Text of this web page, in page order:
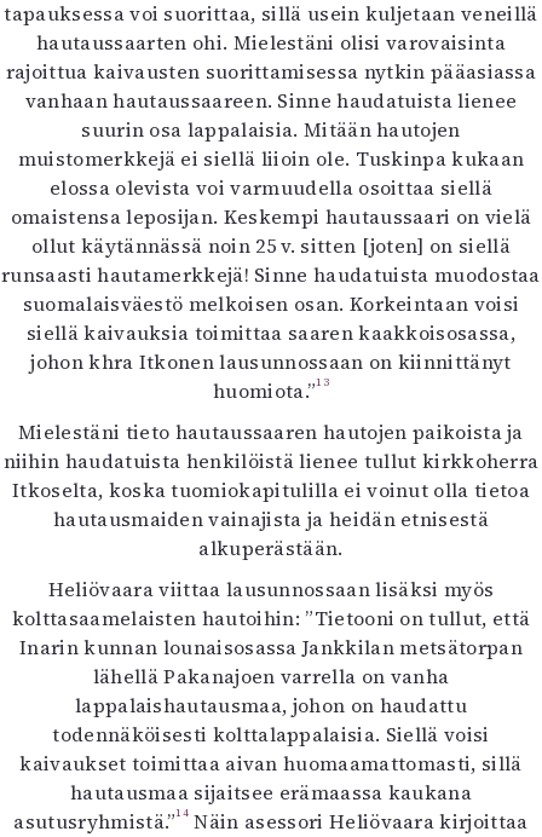
tapauksessa voi suorittaa, sillä usein kuljetaan veneillä
hautaussaarten ohi. Mielestäni olisi varovaisinta
rajoittua kaivausten suorittamisessa nytkin pääasiassa
vanhaan hautaussaareen. Sinne haudatuista lienee
suurin osa lappalaisia. Mitään hautojen
muistomerkkejä ei siellä liioin ole. Tuskinpa kukaan
elossa olevista voi varmuudella osoittaa siellä
omaistensa leposijan. Keskempi hautaussaari on vielä
ollut käytännässä noin 25 v. sitten [joten] on siellä
runsaasti hautamerkkejä! Sinne haudatuista muodostaa
suomalaisväestö melkoisen osan. Korkeintaan voisi
siellä kaivauksia toimittaa saaren kaakkoisosassa,
johon khra Itkonen lausunnossaan on kiinnittänyt
huomiota.”13
Mielestäni tieto hautaussaaren hautojen paikoista ja
niihin haudatuista henkilöistä lienee tullut kirkkoherra
Itkoselta, koska tuomiokapitulilla ei voinut olla tietoa
hautausmaiden vainajista ja heidän etnisestä
alkuperästään.
Heliövaara viittaa lausunnossaan lisäksi myös
kolttasaamelaisten hautoihin: ”Tietooni on tullut, että
Inarin kunnan lounaisosassa Jankkilan metsätorpan
lähellä Pakanajoen varrella on vanha
lappalaishautausmaa, johon on haudattu
todennäköisesti kolttalappalaisia. Siellä voisi
kaivaukset toimittaa aivan huomaamattomasti, sillä
hautausmaa sijaitsee erämaassa kaukana
asutusryhmistä.”14 Näin asessori Heliövaara kirjoittaa